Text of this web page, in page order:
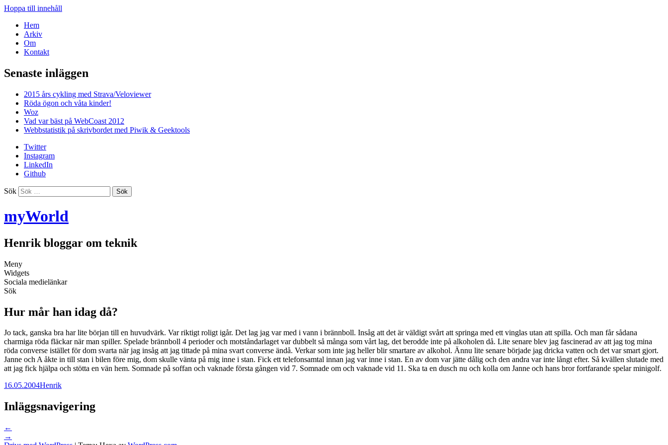
Hoppa till innehåll
Hem
Arkiv
Om
Kontakt
Senaste inläggen
2015 års cykling med Strava/Veloviewer
Röda ögon och våta kinder!
Woz
Vad var bäst på WebCoast 2012
Webbstatistik på skrivbordet med Piwik & Geektools
Twitter
Instagram
LinkedIn
Github
Sök
myWorld
Henrik bloggar om teknik
Meny
Widgets
Sociala medielänkar
Sök
Hur mår han idag då?
Jo tack, ganska bra har lite början till en huvudvärk. Var riktigt roligt igår. Det lag jag var med i vann i brännboll. Insåg att det är väldigt svårt att springa med ett vinglas utan att spilla. Och man får sådana
charmiga röda fläckar när man spiller. Spelade brännboll 4 perioder och motståndarlaget var dubbelt så många som vårt lag, det berodde inte på alkoholen då. Lite senare blev jag fascinerad av att jag tog mina
röda converse istället för dom svarta när jag insåg att jag tittade på mina svart converse ändå. Verkar som inte jag heller blir smartare av alkohol. Ännu lite senare började jag dricka vatten och det var smart gjort.
Janne och A åkte in till stan i bilen före mig, dom skulle vänta på mig inne i stan. Fick ett telefonsamtal innan jag var inne i stan. En av dom var jätte dålig och den andra var inte långt efter. Så kvällen slutade med
att jag fick hjälpa och stötta en vän hem. Somnade på soffan och vaknade första gången vid 7. Somnade om och vaknade vid 11. Ska ta en dusch nu och kolla om Janne och hans bror fortfarande spelar minigolf.
16.05.2004Henrik
Inläggsnavigering
←
→